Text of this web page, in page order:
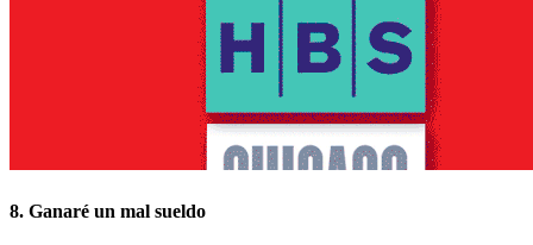
8. Ganaré un mal sueldo